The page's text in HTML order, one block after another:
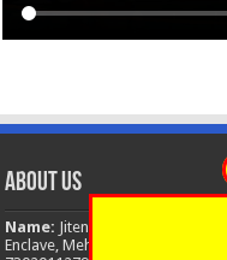
About Us
Name: Jitendra Singh
Enclave, Mehuwala Mafi,